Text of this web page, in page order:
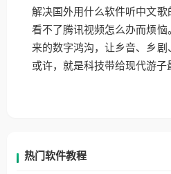
解决国外用什么软件听中文
看不了腾讯视频怎么办而烦
来的数字鸿沟，让乡音、乡
或许，就是科技带给现代游子
热门软件教程